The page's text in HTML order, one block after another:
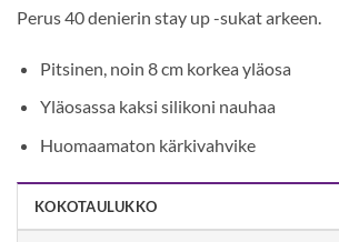
Perus 40 denierin stay up -sukat arkeen.
Pitsinen, noin 8 cm korkea yläosa
Yläosassa kaksi silikoni nauhaa
Huomaamaton kärkivahvike
KOKOTAULUKKO